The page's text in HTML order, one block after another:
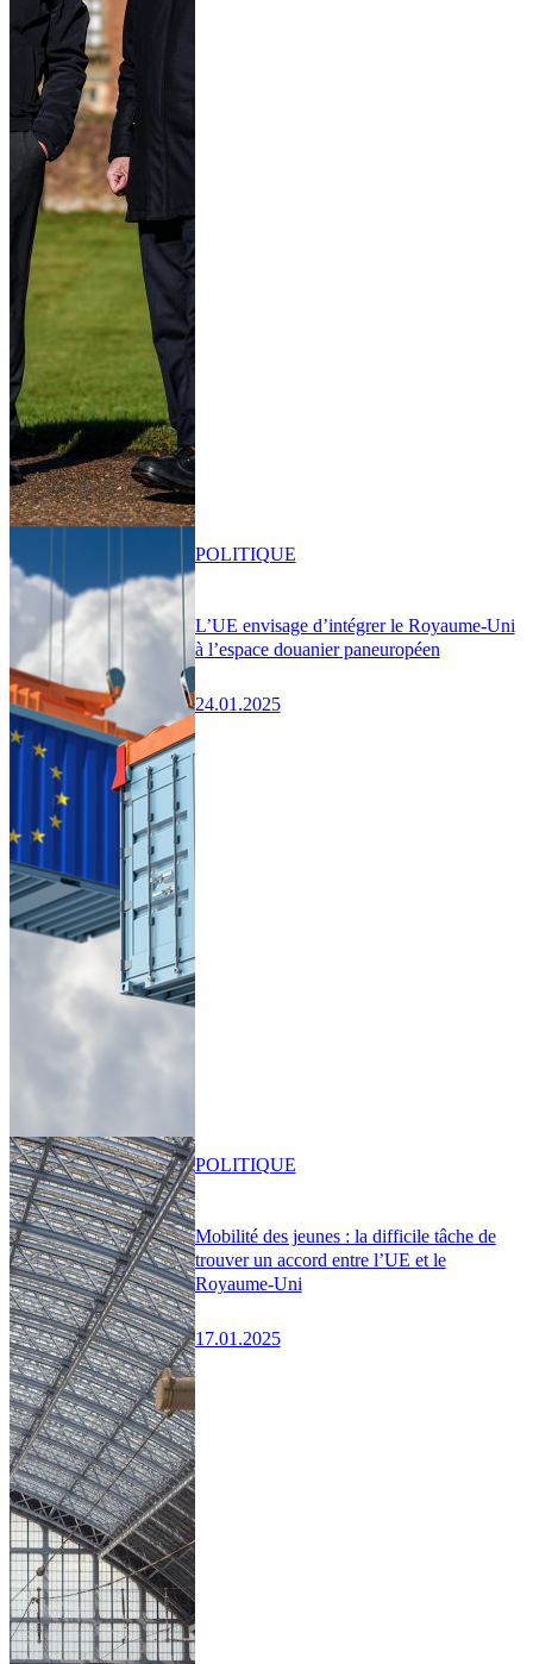
L’UE envisage d’intégrer le Royaume-Uni
à l’espace douanier paneuropéen
24.01.2025
POLITIQUE
Mobilité des jeunes : la difficile tâche de
trouver un accord entre l’UE et le
Royaume-Uni
17.01.2025
POLITIQUE